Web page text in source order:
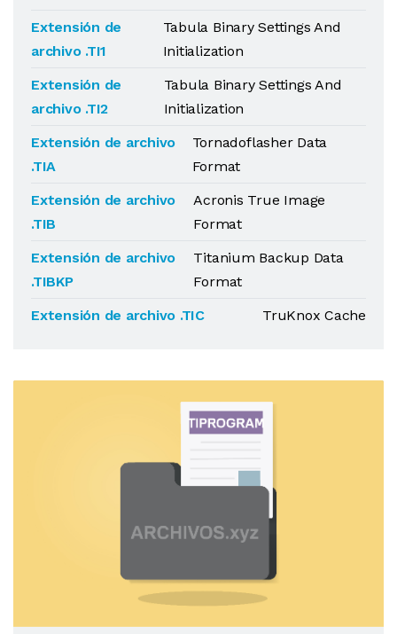
Extensión de
archivo .TI1
Tabula Binary Settings And
Initialization
Extensión de
archivo .TI2
Tabula Binary Settings And
Initialization
Extensión de archivo
.TIA
Tornadoflasher Data
Format
Extensión de archivo
.TIB
Acronis True Image
Format
Extensión de archivo
.TIBKP
Titanium Backup Data
Format
Extensión de archivo .TIC
TruKnox Cache